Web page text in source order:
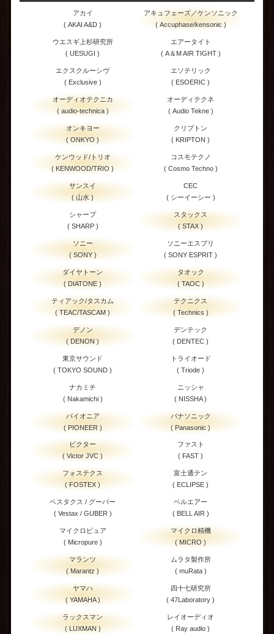
アカイ
( AKAI A&D )
アキュフェーズ／ケンソニック
( Accuphase/kensonic )
ウエスギ上杉研究所
( UESUGI )
エアータイト
( A＆M AIR TIGHT )
エクスクルーシヴ
( Exclusive )
エソテリック
( ESOERIC )
オーディオテクニカ
( audio-technica )
オーディテクネ
( Audio Tekne )
オンキヨー
( ONKYO )
クリプトン
( KRIPTON )
ケンウッド/トリオ
( KENWOOD/TRIO )
コスモテクノ
( Cosmo Techno )
サンスイ
( 山水 )
CEC
( シーイーシー )
シャープ
( SHARP )
スタックス
( STAX )
ソニー
( SONY )
ソニーエスプリ
( SONY ESPRIT )
ダイヤトーン
( DIATONE )
タオック
( TAOC )
ティアック/タスカム
( TEAC/TASCAM )
テクニクス
( Technics )
デノン
( DENON )
デンテック
( DENTEC )
東京サウンド
( TOKYO SOUND )
トライオード
( Triode )
ナカミチ
( Nakamichi )
ニッシャ
( NISSHA )
パイオニア
( PIONEER )
パナソニック
( Panasonic )
ビクター
( Victor JVC )
ファスト
( FAST )
フォステクス
( FOSTEX )
富士通テン
( ECLIPSE )
ベスタクス / グーバー
( Vestax / GUBER )
ベルエアー
( BELL AIR )
マイクロピュア
( Micropure )
マイクロ精機
( MICRO )
マランツ
( Marantz )
ムラタ製作所
( muRata )
ヤマハ
( YAMAHA )
四十七研究所
( 47Laboratory )
ラックスマン
( LUXMAN )
レイオーディオ
( Ray audio )